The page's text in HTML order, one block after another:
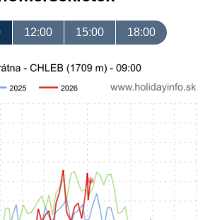
12:00 15:00 18:00